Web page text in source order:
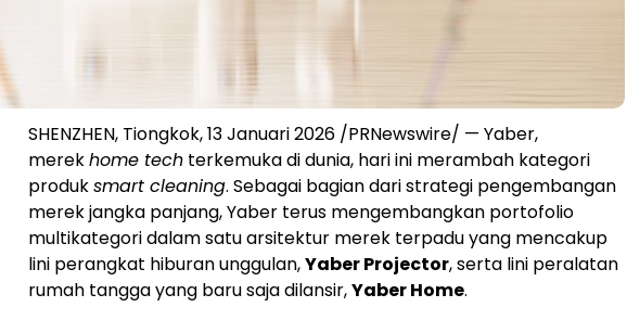
SHENZHEN, Tiongkok,13 Januari 2026 /PRNewswire/ — Yaber,
merekhome tech terkemuka di dunia, hari ini merambah kategori
produksmart cleaning. Sebagai bagian dari strategi pengembangan
merek jangka panjang, Yaber terus mengembangkan portofolio
multikategori dalam satu arsitektur merek terpadu yang mencakup
lini perangkat hiburan unggulan,Yaber Projector, serta lini peralatan
rumah tangga yang baru saja dilansir,Yaber Home.